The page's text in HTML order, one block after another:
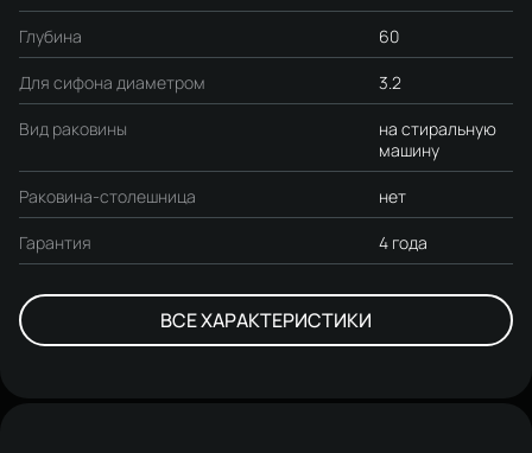
Глубина 60
Для сифона диаметром 3.2
Вид раковины
на стиральную
машину
Раковина-столешница нет
Гарантия 4 года
ВСЕ ХАРАКТЕРИСТИКИ